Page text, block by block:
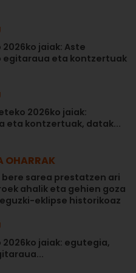
2026ko jaiak: Aste
egitaraua eta kontzertuak
2026ko jaiak:
eta kontzertuak, datak...
OHARRAK
bere sarea prestatzen ari
ahalik eta gehien goza
eklipse historikoaz
2026ko jaiak: egutegia,